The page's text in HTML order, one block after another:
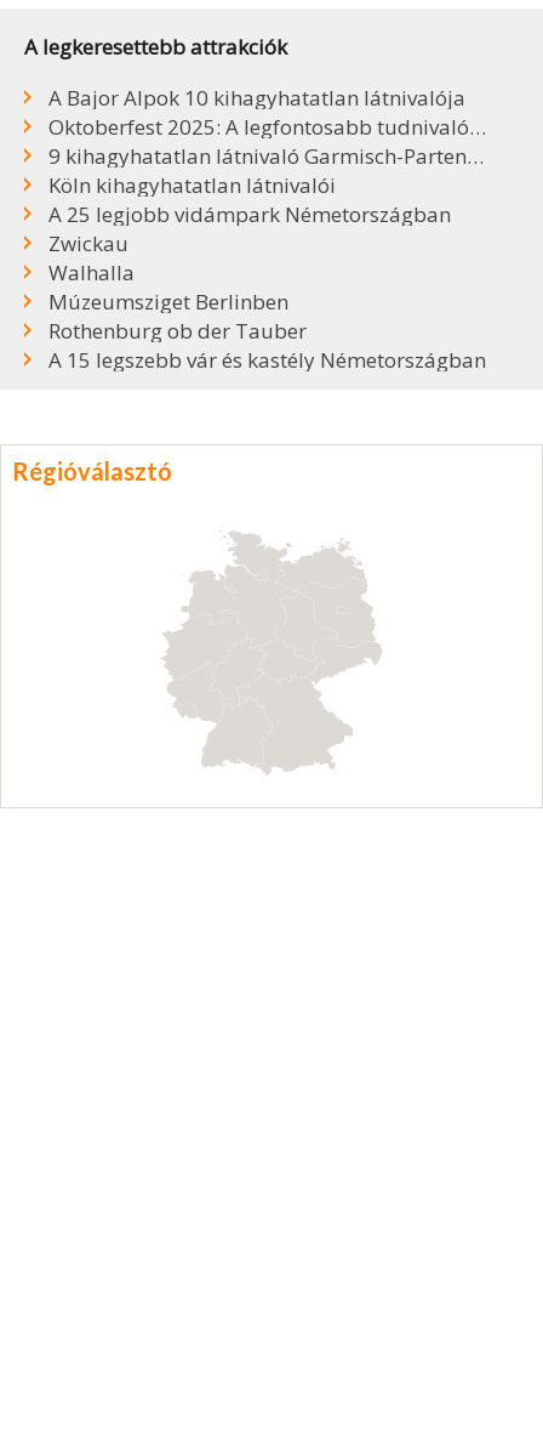
A legkeresettebb attrakciók
A Bajor Alpok 10 kihagyhatatlan látnivalója
Oktoberfest 2025: A legfontosabb tudnivalók, sörök, árak
9 kihagyhatatlan látnivaló Garmisch-Partenkirchenben
Köln kihagyhatatlan látnivalói
A 25 legjobb vidámpark Németországban
Zwickau
Walhalla
Múzeumsziget Berlinben
Rothenburg ob der Tauber
A 15 legszebb vár és kastély Németországban
Régióválasztó